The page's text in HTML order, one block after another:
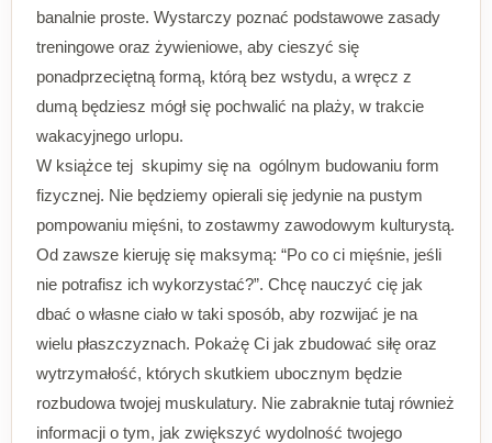
banalnie proste. Wystarczy poznać podstawowe zasady
treningowe oraz żywieniowe, aby cieszyć się
ponadprzeciętną formą, którą bez wstydu, a wręcz z
dumą będziesz mógł się pochwalić na plaży, w trakcie
wakacyjnego urlopu.
W książce tej skupimy się na ogólnym budowaniu form
fizycznej. Nie będziemy opierali się jedynie na pustym
pompowaniu mięśni, to zostawmy zawodowym kulturystą.
Od zawsze kieruję się maksymą: “Po co ci mięśnie, jeśli
nie potrafisz ich wykorzystać?”. Chcę nauczyć cię jak
dbać o własne ciało w taki sposób, aby rozwijać je na
wielu płaszczyznach. Pokażę Ci jak zbudować siłę oraz
wytrzymałość, których skutkiem ubocznym będzie
rozbudowa twojej muskulatury. Nie zabraknie tutaj również
informacji o tym, jak zwiększyć wydolność twojego